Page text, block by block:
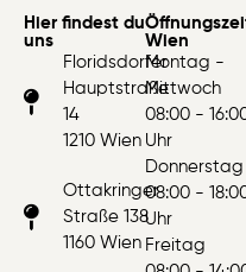
Hier findest du
uns
Floridsdorfer
Hauptstraße
14
1210 Wien
Ottakringer
Straße 138
1160 Wien
Wien
Montag -
Mittwoch
08:00 -
Uhr
Donnerstag
08:00 -
Uhr
Freitag